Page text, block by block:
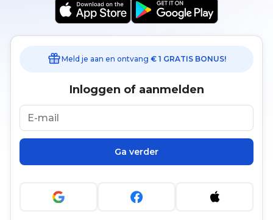
Meld je aan en ontvang € 1 GRATIS BONUS!
Inloggen of aanmelden
Ga verder